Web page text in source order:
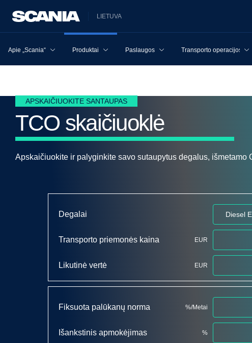
LIETUVA
Apie „Scania“ Produktai Paslaugos Transporto operacijos
APSKAIČIUOKITE SANTAUPAS
TCO skaičiuoklė
Apskaičiuokite ir palyginkite savo sutaupytus degalus,
Degalai
Transporto priemonės kaina
Likutinė vertė
EUR
EUR
Fiksuota palūkanų norma
Išankstinis apmokėjimas
%/Metai
%